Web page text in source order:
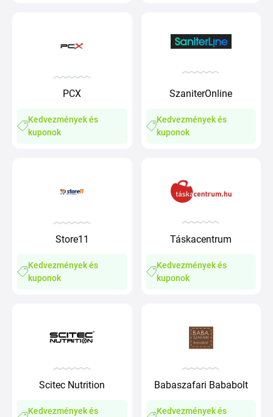
PCX
Kedvezmények és
kuponok
SzaniterOnline
Kedvezmények és
kuponok
Store11
Kedvezmények és
kuponok
Táskacentrum
Kedvezmények és
kuponok
Scitec Nutrition
Kedvezmények és
Babaszafari Bababolt
Kedvezmények és